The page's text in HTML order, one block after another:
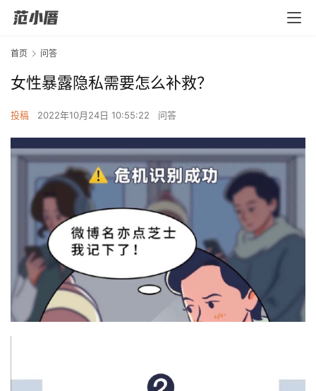
首页 问答
女性暴露隐私需要怎么补救？
投稿 2022年10月24日 10:55:22 问答